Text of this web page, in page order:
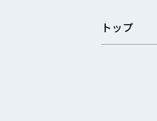
トップ